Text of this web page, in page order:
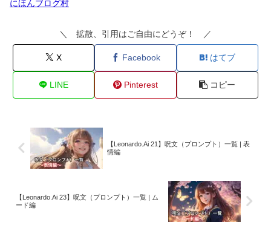
にほんブログ村
＼ 拡散、引用はご自由にどうぞ！ ／
X Facebook はてブ
LINE Pinterest コピー
【Leonardo.Ai 21】呪文（プロンプト）一覧 | 表
情編
【Leonardo.Ai 23】呪文（プロンプト）一覧 | ム
ード編